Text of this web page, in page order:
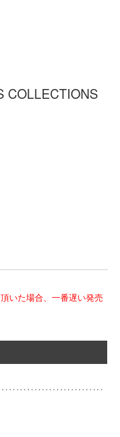
COLLECTIONS
いた場合、一番遅い発売